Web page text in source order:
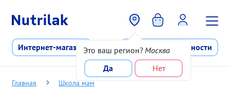
Это ваш регион? Москва
Да
Нет
Интернет-магазин Программа лояльности
Главная Школа мам